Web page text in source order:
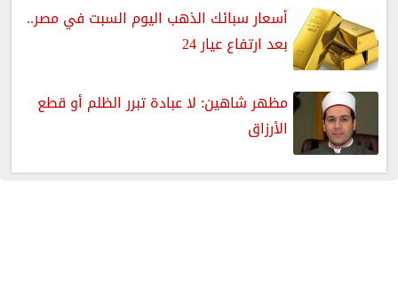
أسعار سبائك الذهب اليوم السبت في مصر..
بعد ارتفاع عيار 24
مظهر شاهين: لا عبادة تبرر الظلم أو قطع
الأرزاق